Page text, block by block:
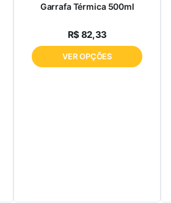
Garrafa Térmica 500ml
R$82,33
VER OPÇÕES